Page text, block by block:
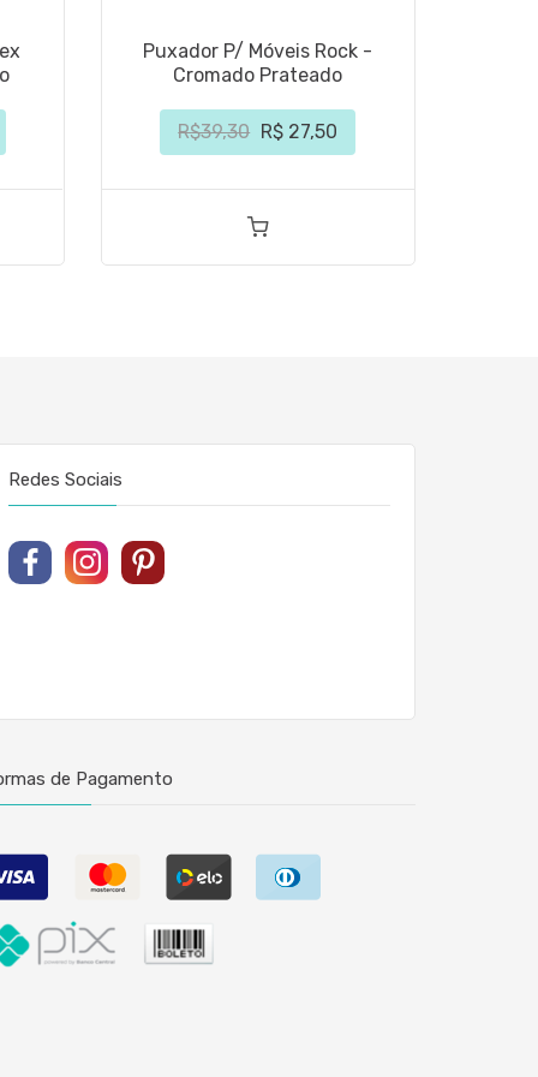
Puxador P/ Móveis Rock -
Cromado Prateado
R$39,30 R$ 27,50
Redes Sociais
de Pagamento